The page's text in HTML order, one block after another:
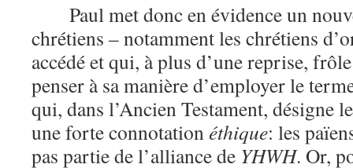
Paul met donc en évidence un
chrétiens – notamment les chrétiens
accédé et qui, à plus d’une reprise,
penser à sa manière d’employer le
qui, dans l’Ancien Testament, désigne
une forte connotationéthique: les
pas partie de l’alliance de YHWH. Or,